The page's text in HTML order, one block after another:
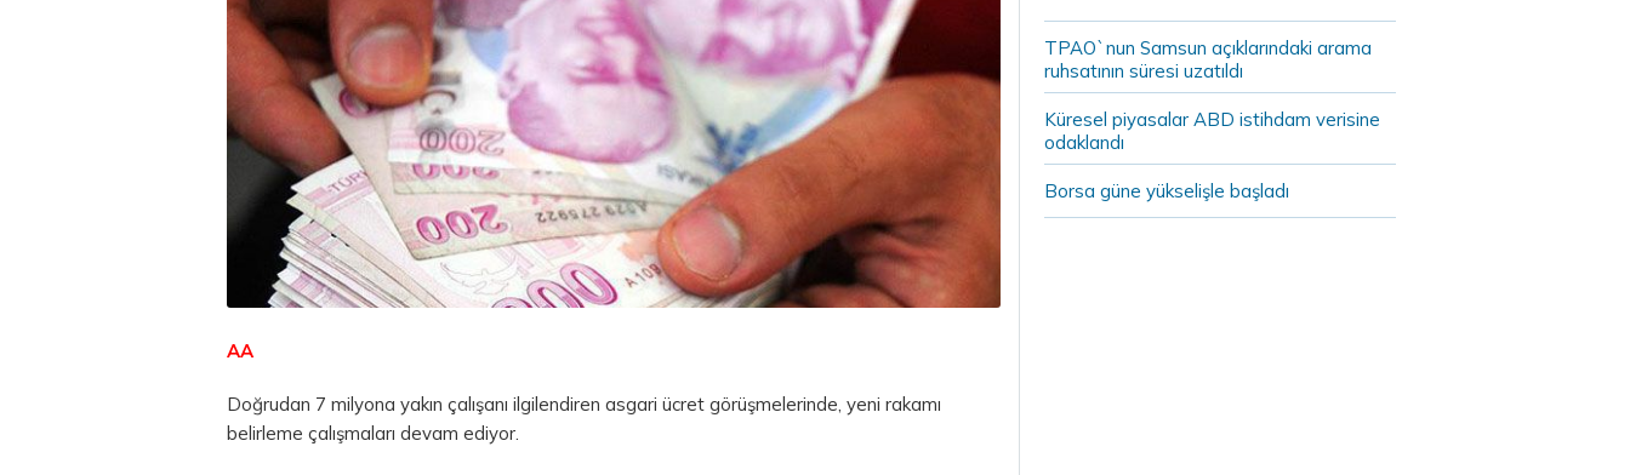
AA
Doğrudan 7 milyona yakın çalışanı ilgilendiren asgari ücret görüşmelerinde, yeni rakamı
belirleme çalışmaları devam ediyor.
TPAO`nun Samsun açıklarındaki arama
ruhsatının süresi uzatıldı
Küresel piyasalar ABD istihdam verisine
odaklandı
Borsa güne yükselişle başladı